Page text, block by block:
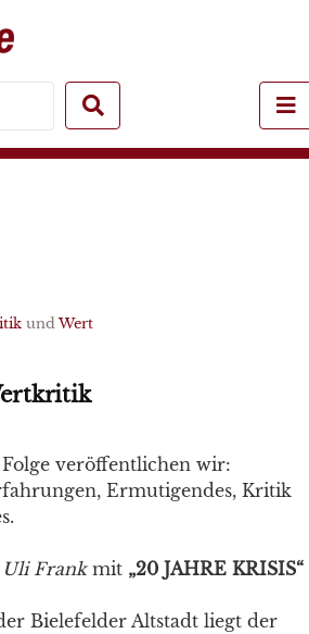
undWert
veröffentlichen wir:
Ermutigendes, Kritik
Uli Frankmit „20 JAHRE KRISIS“
Bielefelder Altstadt liegt der